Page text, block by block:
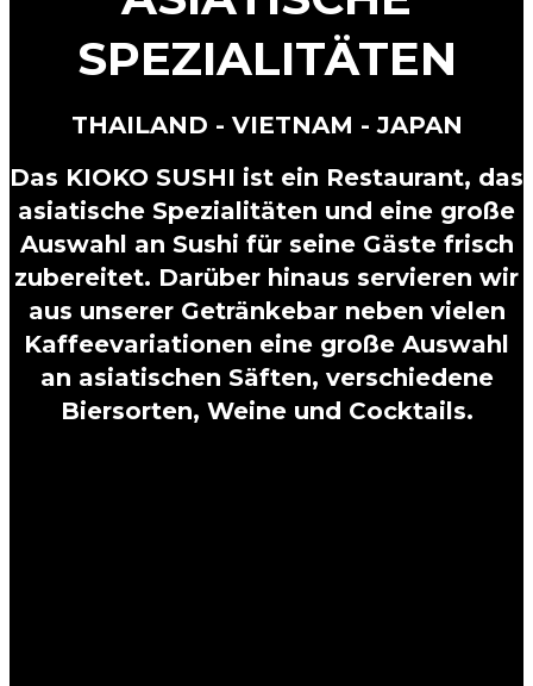
SPEZIALITÄTEN
THAILAND - VIETNAM - JAPAN
Das KIOKO SUSHI ist ein Restaurant, das
asiatische Spezialitäten und eine große
Auswahl an Sushi für seine Gäste frisch
zubereitet. Darüber hinaus servieren wir
aus unserer Getränkebar neben vielen
Kaffeevariationen eine große Auswahl
an asiatischen Säften, verschiedene
Biersorten, Weine und Cocktails.